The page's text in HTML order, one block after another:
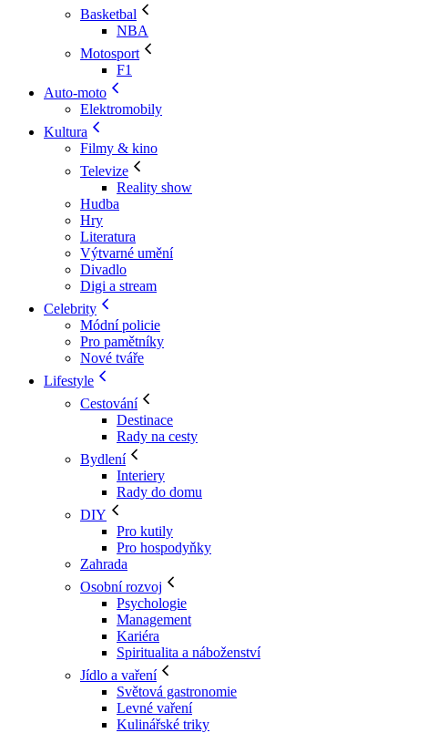
Basketbal
NBA
Motosport
F1
Auto-moto
Elektromobily
Kultura
Filmy & kino
Televize
Reality show
Hudba
Hry
Literatura
Výtvarné umění
Divadlo
Digi a stream
Celebrity
Módní policie
Pro pamětníky
Nové tváře
Lifestyle
Cestování
Destinace
Rady na cesty
Bydlení
Interiery
Rady do domu
DIY
Pro kutily
Pro hospodyňky
Zahrada
Osobní rozvoj
Psychologie
Management
Kariéra
Spiritualita a náboženství
Jídlo a vaření
Světová gastronomie
Levné vaření
Kulinářské triky